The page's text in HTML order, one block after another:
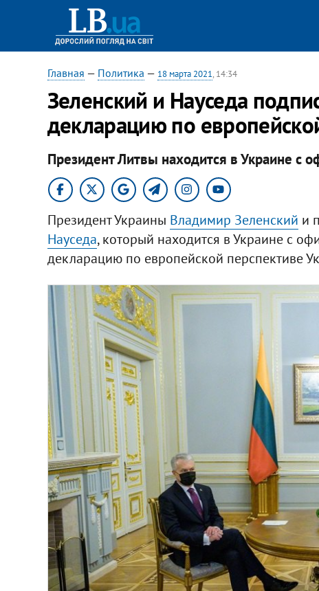
Главная — Политика — 18 марта 2021, 14:34
Зеленский и Науседа
декларацию по
Президент Литвы находится в Украине с
Президент Украины Владимир Зеленский и
Науседа, который находится в Украине с
декларацию по европейской перспективе